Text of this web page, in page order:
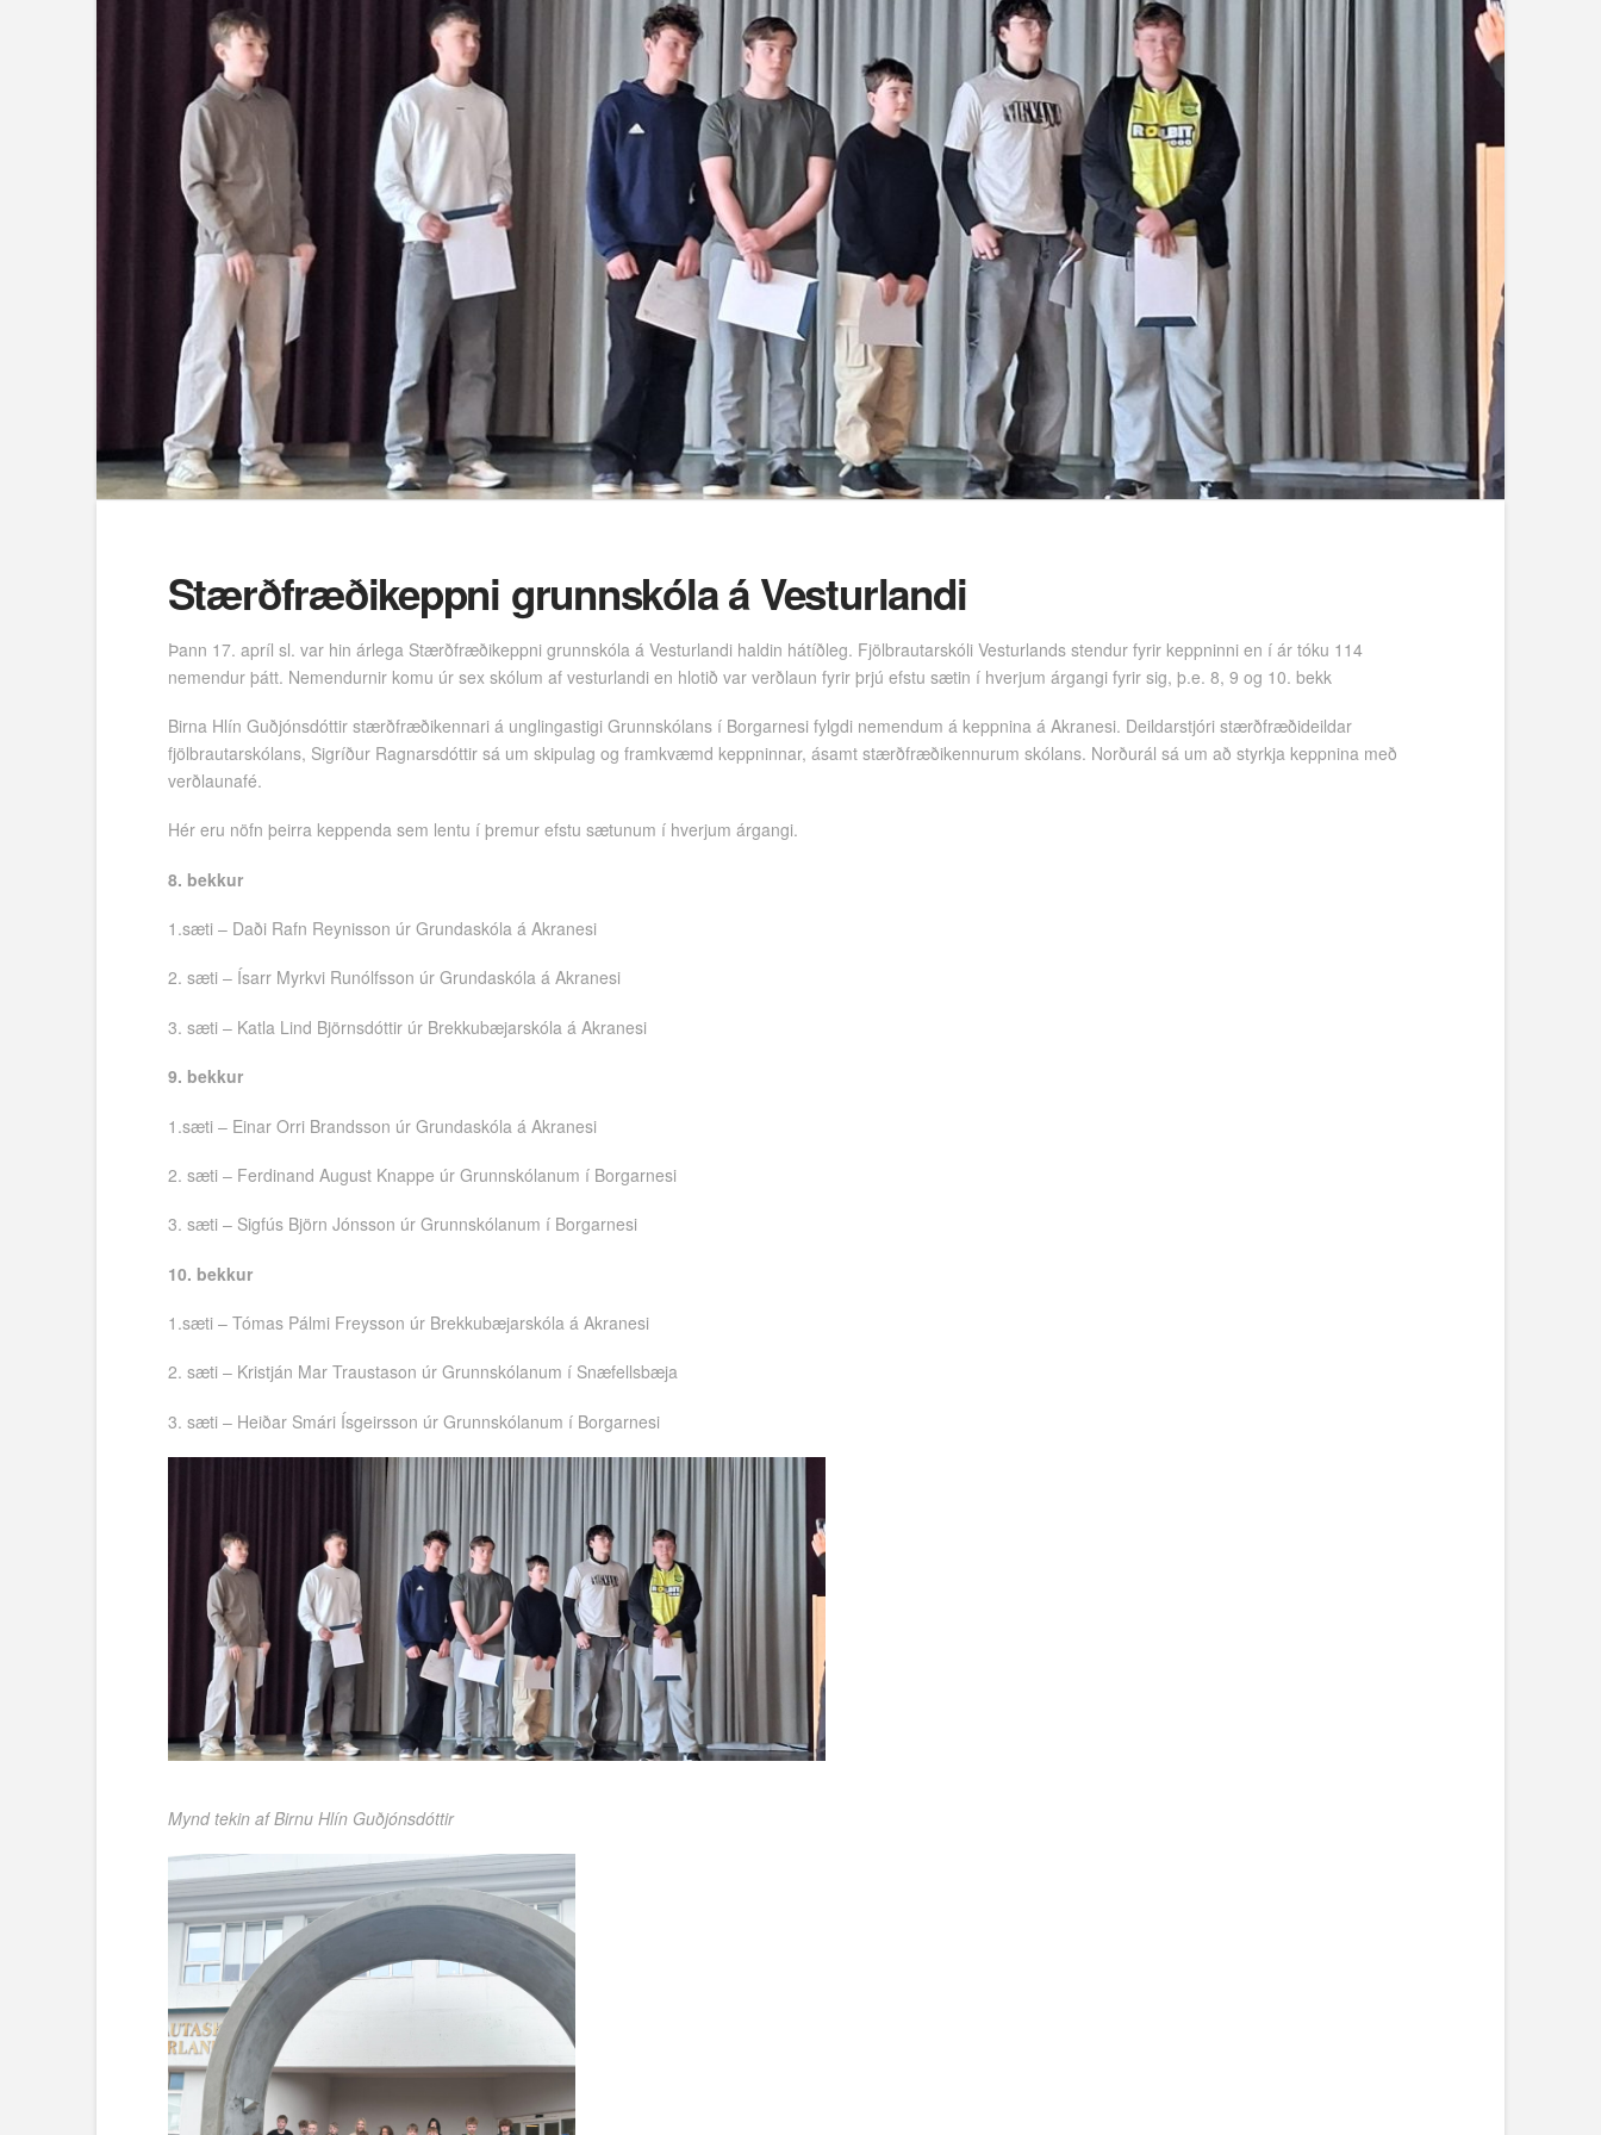
Stærðfræðikeppni grunnskóla á Vesturlandi
Þann 17. apríl sl. var hin árlega Stærðfræðikeppni grunnskóla á Vesturlandi haldin hátíðleg. Fjölbrautarskóli Vesturlands stendur fyrir keppninni en í ár tóku 114
nemendur þátt. Nemendurnir komu úr sex skólum af vesturlandi en hlotið var verðlaun fyrir þrjú efstu sætin í hverjum árgangi fyrir sig, þ.e. 8, 9 og 10. bekk
Birna Hlín Guðjónsdóttir stærðfræðikennari á unglingastigi Grunnskólans í Borgarnesi fylgdi nemendum á keppnina á Akranesi. Deildarstjóri stærðfræðideildar
fjölbrautarskólans, Sigríður Ragnarsdóttir sá um skipulag og framkvæmd keppninnar, ásamt stærðfræðikennurum skólans. Norðurál sá um að styrkja keppnina með
verðlaunafé.
Hér eru nöfn þeirra keppenda sem lentu í þremur efstu sætunum í hverjum árgangi.
8. bekkur
1.sæti – Daði Rafn Reynisson úr Grundaskóla á Akranesi
2. sæti – Ísarr Myrkvi Runólfsson úr Grundaskóla á Akranesi
3. sæti – Katla Lind Björnsdóttir úr Brekkubæjarskóla á Akranesi
9. bekkur
1.sæti – Einar Orri Brandsson úr Grundaskóla á Akranesi
2. sæti – Ferdinand August Knappe úr Grunnskólanum í Borgarnesi
3. sæti – Sigfús Björn Jónsson úr Grunnskólanum í Borgarnesi
10. bekkur
1.sæti – Tómas Pálmi Freysson úr Brekkubæjarskóla á Akranesi
2. sæti – Kristján Mar Traustason úr Grunnskólanum í Snæfellsbæja
3. sæti – Heiðar Smári Ísgeirsson úr Grunnskólanum í Borgarnesi
Mynd tekin af Birnu Hlín Guðjónsdóttir